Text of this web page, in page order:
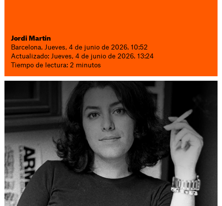
Jordi Martín
Barcelona. Jueves, 4 de junio de 2026. 10:52
Actualizado: Jueves, 4 de junio de 2026. 13:24
Tiempo de lectura: 2 minutos